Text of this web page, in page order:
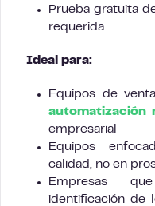
Prueba gratuita
requerida
Ideal para:
Equipos de
automatización
empresarial
Equipos
calidad, no en
Empresas
identificación de